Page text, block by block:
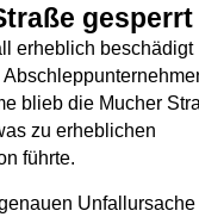
gesperrt
erheblich beschädigt
blieb die Mucher
zu erheblichen
führte.